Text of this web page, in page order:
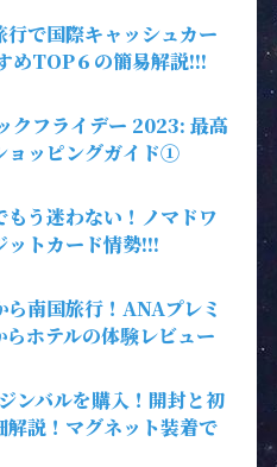
行で国際キャッシュカー
めTOP６の簡易解説!!!
クフライデー 2023: 最高
ョッピングガイド①
もう迷わない！ノマドワ
ットカード情勢!!!
ら南国旅行！ANAプレミ
らホテルの体験レビュー
ンバルを購入！開封と初
解説！マグネット装着で